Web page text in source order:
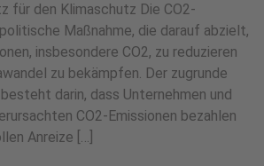
für den Klimaschutz Die CO2-
Maßnahme, die darauf abzielt,
insbesondere CO2, zu reduzieren
zu bekämpfen. Der zugrunde
darin, dass Unternehmen und
CO2-Emissionen bezahlen
Anreize […]